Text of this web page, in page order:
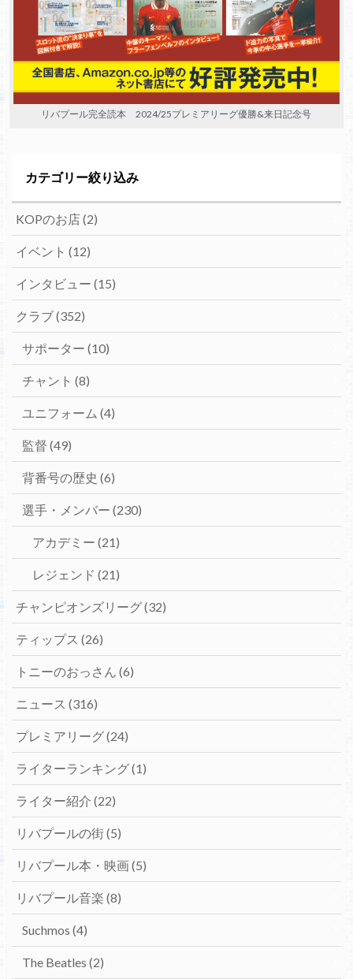
リバプール完全読本 2024/25プレミアリーグ優勝&来日記念号
カテゴリー絞り込み
KOPのお店(2)
イベント (12)
インタビュー (15)
クラブ(352)
サポーター (10)
チャント (8)
ユニフォーム (4)
監督 (49)
背番号の歴史 (6)
選手・メンバー (230)
アカデミー (21)
レジェンド (21)
チャンピオンズリーグ(32)
ティップス (26)
トニーのおっさん (6)
ニュース (316)
プレミアリーグ(24)
ライターランキング(1)
ライター紹介 (22)
リバプールの街(5)
リバプール本・映画(5)
リバプール音楽 (8)
Suchmos (4)
The Beatles (2)